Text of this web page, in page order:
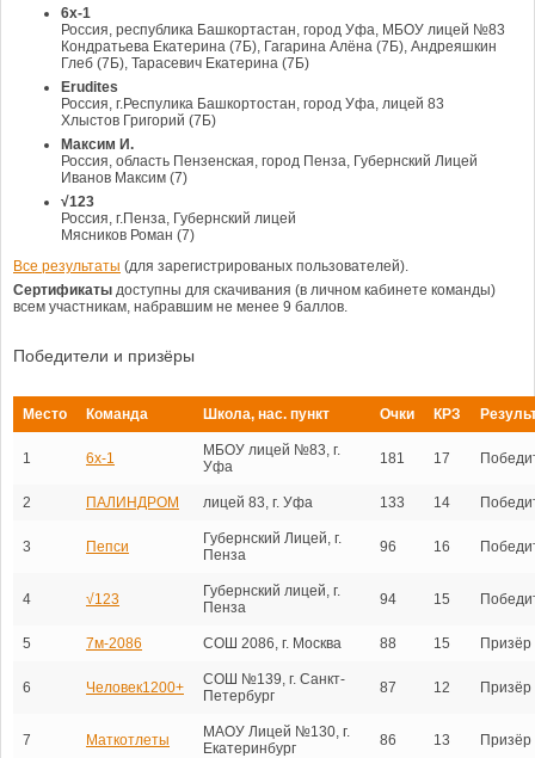
6х-1
Россия, республика Башкортастан, город Уфа, МБОУ лицей №83
Кондратьева Екатерина (7Б), Гагарина Алёна (7Б), Андреяшкин
Глеб (7Б), Тарасевич Екатерина (7Б)
Erudites
Россия, г.Респулика Башкортостан, город Уфа, лицей 83
Хлыстов Григорий (7Б)
Максим И.
Россия, область Пензенская, город Пенза, Губернский Лицей
Иванов Максим (7)
√123
Россия, г.Пенза, Губернский лицей
Мясников Роман (7)
Все результаты (для зарегистрированых пользователей).
Сертификаты доступны для скачивания (в личном кабинете команды)
всем участникам, набравшим не менее 9 баллов.
Победители и призёры
Место Команда Школа, нас. пункт Очки КРЗ
1 6х-1
МБОУ лицей №83, г.
Уфа
181 17
2 ПАЛИНДРОМ лицей 83, г. Уфа 133 14
3 Пепси
Губернский Лицей, г.
Пенза
96 16
4 √123
Губернский лицей, г.
Пенза
94 15
5 7м-2086 СОШ 2086, г. Москва 88 15 Призёр
6 Человек1200+
СОШ №139, г. Санкт-
Петербург
87 12 Призёр
7 Маткотлеты
МАОУ Лицей №130, г.
Екатеринбург
86 13 Призёр